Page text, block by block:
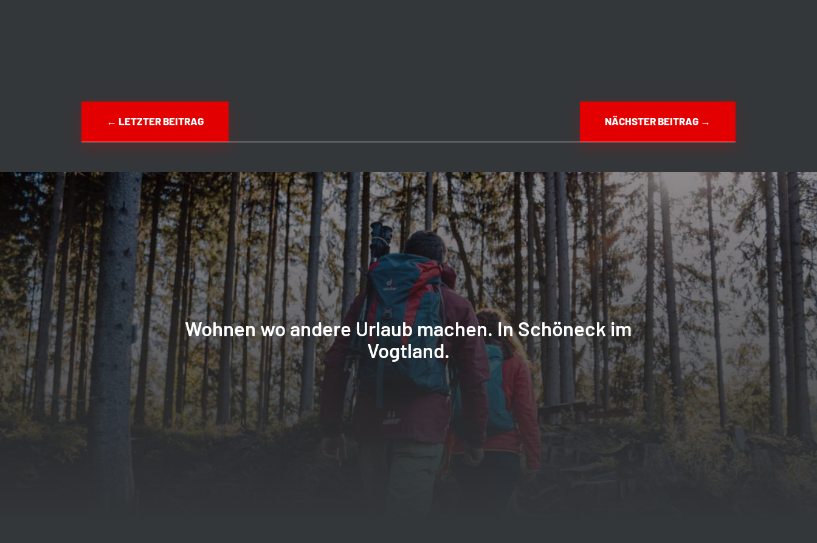
←LETZTER BEITRAG NÄCHSTER BEITRAG→
Wohnen wo andere Urlaub machen. In Schöneck im
Vogtland.